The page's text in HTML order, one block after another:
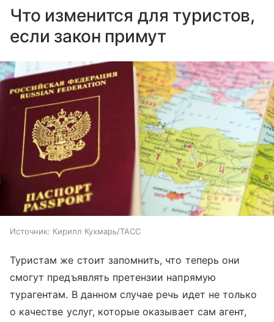
Что изменится для туристов,
если закон примут
Источник: Кирилл Кухмарь/ТАСС
Туристам же стоит запомнить, что теперь они
смогут предъявлять претензии напрямую
турагентам. В данном случае речь идет не только
о качестве услуг, которые оказывает сам агент,